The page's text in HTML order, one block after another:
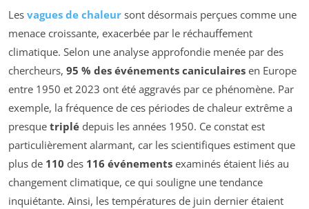
Les vagues de chaleur sont désormais perçues comme une
menace croissante, exacerbée par le réchauffement
climatique. Selon une analyse approfondie menée par des
chercheurs, 95 % des événements caniculaires en Europe
entre 1950 et 2023 ont été aggravés par ce phénomène. Par
exemple, la fréquence de ces périodes de chaleur extrême a
presque triplé depuis les années 1950. Ce constat est
particulièrement alarmant, car les scientifiques estiment que
plus de 110 des 116 événements examinés étaient liés au
changement climatique, ce qui souligne une tendance
inquiétante. Ainsi, les températures de juin dernier étaient